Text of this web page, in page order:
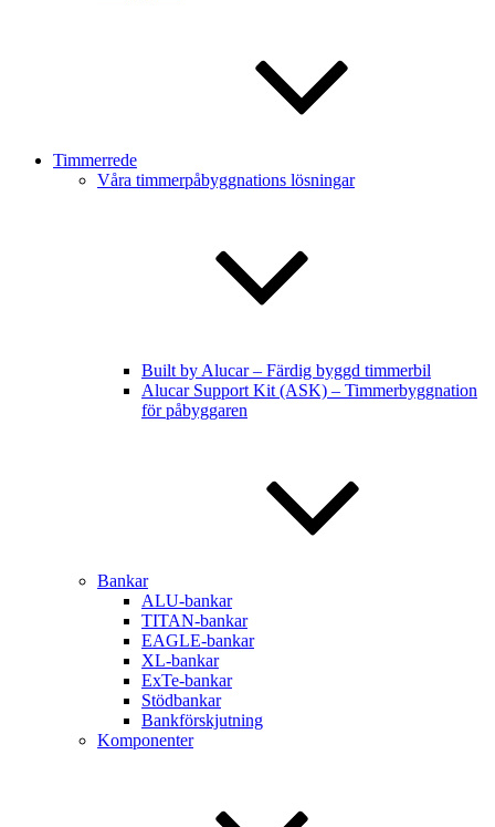
Timmerrede
Våra timmerpåbyggnations lösningar
Built by Alucar – Färdig byggd timmerbil
Alucar Support Kit (ASK) – Timmerbyggnation
för påbyggaren
Bankar
ALU-bankar
TITAN-bankar
EAGLE-bankar
XL-bankar
ExTe-bankar
Stödbankar
Bankförskjutning
Komponenter